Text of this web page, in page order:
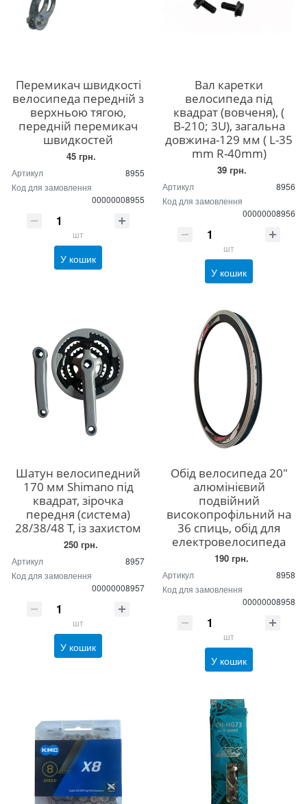
Перемикач швидкості
велосипеда передній з
верхньою тягою,
передній перемикач
швидкостей
45 грн.
Артикул
8955
Код для замовлення
00000008955
шт
У кошик
Вал каретки
велосипеда під
квадрат (вовченя), (
В-210; 3U), загальна
довжина-129 мм ( L-35
mm R-40mm)
39 грн.
Артикул
8956
Код для замовлення
00000008956
шт
У кошик
Шатун велосипедний
170 мм Shimano під
квадрат, зірочка
передня (система)
28/38/48 Т, із захистом
250 грн.
Артикул
8957
Код для замовлення
00000008957
шт
У кошик
Обід велосипеда 20"
алюмінієвий
подвійний
високопрофільний на
36 спиць, обід для
електровелосипеда
190 грн.
Артикул
8958
Код для замовлення
00000008958
шт
У кошик